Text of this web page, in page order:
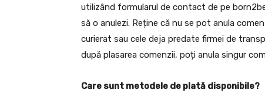
utilizând formularul de contact de pe
să o anulezi. Reține că nu se pot anula
curierat sau cele deja predate firmei de
după plasarea comenzii, poți anula singur
Care sunt metodele de plată disponibile?